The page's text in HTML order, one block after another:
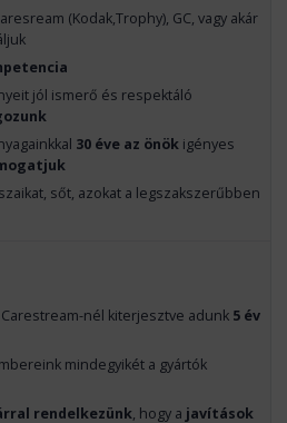
(Kodak,Trophy), GC, vagy akár
jól ismerő és respektáló
30 éve az önök igényes
sőt, azokat a legszakszerűbben
nél kiterjesztve adunk 5 év
mindegyikét a gyártók
rendelkezünk, hogy a javítások